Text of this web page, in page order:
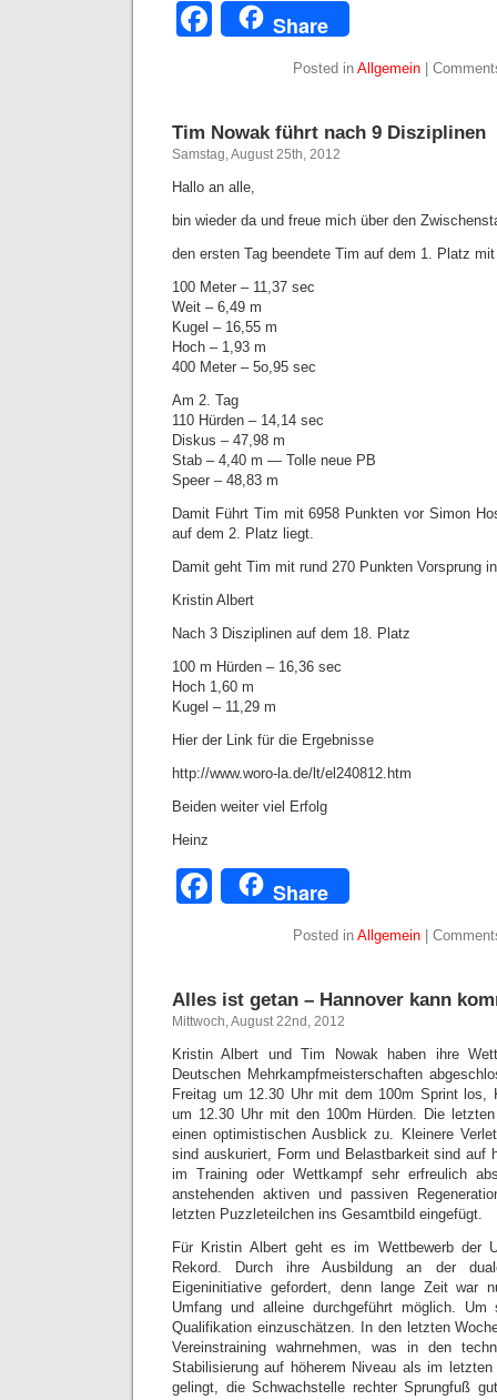
Facebook
Share
Posted in Allgemein|
Tim Nowak führt nach 9 Disziplinen
Samstag, August 25th, 2012
Hallo an alle,
bin wieder da und freue mich über den
den ersten Tag beendete Tim auf dem 1. Platz
100 Meter – 11,37 sec
Weit – 6,49 m
Kugel – 16,55 m
Hoch – 1,93 m
400 Meter – 5o,95 sec
Am 2. Tag
110 Hürden – 14,14 sec
Diskus – 47,98 m
Stab – 4,40 m — Tolle neue PB
Speer – 48,83 m
Damit Führt Tim mit 6958 Punkten vor Simon
auf dem 2. Platz liegt.
Damit geht Tim mit rund 270 Punkten Vorsprung
Kristin Albert
Nach 3 Disziplinen auf dem 18. Platz
100 m Hürden – 16,36 sec
Hoch 1,60 m
Kugel – 11,29 m
Hier der Link für die Ergebnisse
http://www.woro-la.de/lt/el240812.htm
Beiden weiter viel Erfolg
Heinz
Facebook
Share
Posted in Allgemein|
Alles ist getan – Hannover kann
Mittwoch, August 22nd, 2012
Kristin Albert und Tim Nowak haben ihre
Deutschen Mehrkampfmeisterschaften
Freitag um 12.30 Uhr mit dem 100m Sprint los,
um 12.30 Uhr mit den 100m Hürden. Die
einen optimistischen Ausblick zu. Kleinere
sind auskuriert, Form und Belastbarkeit sind auf
im Training oder Wettkampf sehr erfreulich
anstehenden aktiven und passiven
letzten Puzzleteilchen ins Gesamtbild eingefügt.
Für Kristin Albert geht es im Wettbewerb der
Rekord. Durch ihre Ausbildung an der
Eigeninitiative gefordert, denn lange Zeit war
Umfang und alleine durchgeführt möglich.
Qualifikation einzuschätzen. In den letzten
Vereinstraining wahrnehmen, was in den
Stabilisierung auf höherem Niveau als im
gelingt, die Schwachstelle rechter Sprungfuß